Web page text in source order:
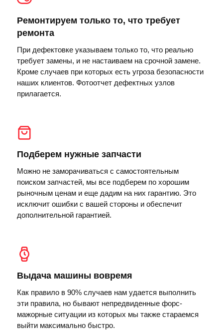
Ремонтируем только то, что требует
ремонта
При дефектовке указываем только то, что реально
требует замены, и не настаиваем на срочной замене.
Кроме случаев при которых есть угроза безопасности
наших клиентов. Фотоотчет дефектных узлов
прилагается.
Подберем нужные запчасти
Можно не заморачиваться с самостоятельным
поиском запчастей, мы все подберем по хорошим
рыночным ценам и еще дадим на них гарантию. Это
исключит ошибки с вашей стороны и обеспечит
дополнительной гарантией.
Выдача машины вовремя
Как правило в 90% случаев нам удается выполнить
эти правила, но бывают непредвиденные форс-
мажорные ситуации из которых мы также стараемся
выйти максимально быстро.